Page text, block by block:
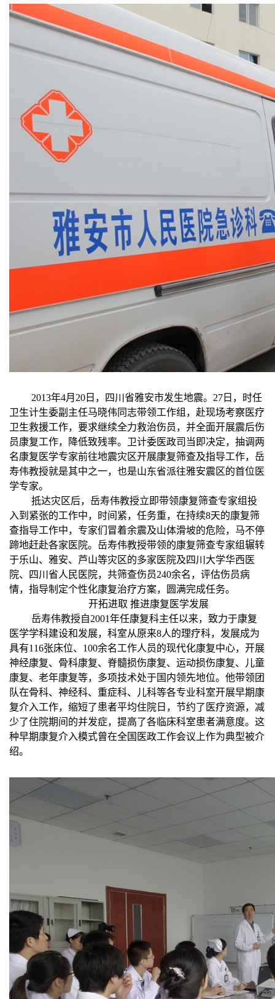
2013年4月20日，四川省雅安市发生地震。27日，时任
卫生计生委副主任马晓伟同志带领工作组，赴现场考察医疗
卫生救援工作，要求继续全力救治伤员，并全面开展震后伤
员康复工作，降低致残率。卫计委医政司当即决定，抽调两
名康复医学专家前往地震灾区开展康复筛查及指导工作，岳
寿伟教授就是其中之一，也是山东省派往雅安震区的首位医
学专家。
抵达灾区后，岳寿伟教授立即带领康复筛查专家组投
入到紧张的工作中，时间紧，任务重，在持续8天的康复筛
查指导工作中，专家们冒着余震及山体滑坡的危险，马不停
蹄地赶赴各家医院。岳寿伟教授带领的康复筛查专家组辗转
于乐山、雅安、芦山等灾区的多家医院及四川大学华西医
院、四川省人民医院，共筛查伤员240余名，评估伤员病
情，指导制定个性化康复治疗方案，圆满完成任务。
开拓进取 推进康复医学发展
岳寿伟教授自2001年任康复科主任以来，致力于康复
医学学科建设和发展，科室从原来8人的理疗科，发展成为
具有116张床位、100余名工作人员的现代化康复中心，开展
神经康复、骨科康复、脊髓损伤康复、运动损伤康复、儿童
康复、老年康复等，多项技术处于国内领先地位。他带领团
队在骨科、神经科、重症科、儿科等各专业科室开展早期康
复介入工作，缩短了患者平均住院日，节约了医疗资源，减
少了住院期间的并发症，提高了各临床科室患者满意度。这
种早期康复介入模式曾在全国医政工作会议上作为典型被介
绍。